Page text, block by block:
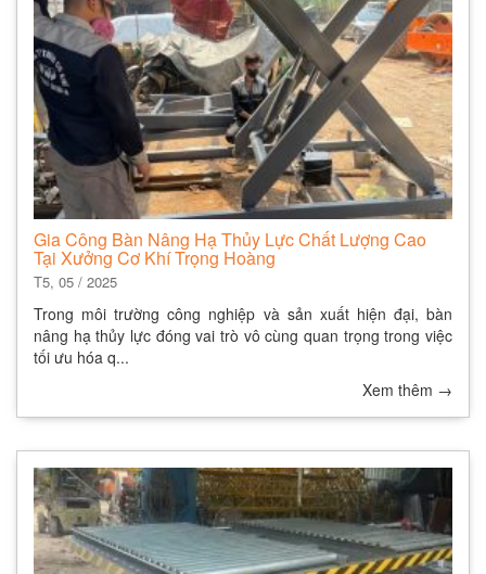
Gia Công Bàn Nâng Hạ Thủy Lực Chất Lượng Cao
Tại Xưởng Cơ Khí Trọng Hoàng
T5, 05 / 2025
Trong môi trường công nghiệp và sản xuất hiện đại, bàn
nâng hạ thủy lực đóng vai trò vô cùng quan trọng trong việc
tối ưu hóa q...
Xem thêm →